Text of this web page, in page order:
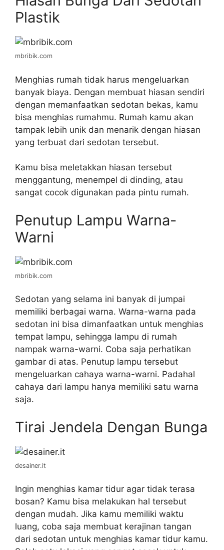
Plastik
mbribik.com
Menghias rumah tidak harus mengeluarkan
banyak biaya. Dengan membuat hiasan sendiri
dengan memanfaatkan sedotan bekas, kamu
bisa menghias rumahmu. Rumah kamu akan
tampak lebih unik dan menarik dengan hiasan
yang terbuat dari sedotan tersebut.
Kamu bisa meletakkan hiasan tersebut
menggantung, menempel di dinding, atau
sangat cocok digunakan pada pintu rumah.
Penutup Lampu Warna-
Warni
mbribik.com
Sedotan yang selama ini banyak di jumpai
memiliki berbagai warna. Warna-warna pada
sedotan ini bisa dimanfaatkan untuk menghias
tempat lampu, sehingga lampu di rumah
nampak warna-warni. Coba saja perhatikan
gambar di atas. Penutup lampu tersebut
mengeluarkan cahaya warna-warni. Padahal
cahaya dari lampu hanya memiliki satu warna
saja.
Tirai Jendela Dengan Bunga
desainer.it
Ingin menghias kamar tidur agar tidak terasa
bosan? Kamu bisa melakukan hal tersebut
dengan mudah. Jika kamu memiliki waktu
luang, coba saja membuat kerajinan tangan
dari sedotan untuk menghias kamar tidur kamu.